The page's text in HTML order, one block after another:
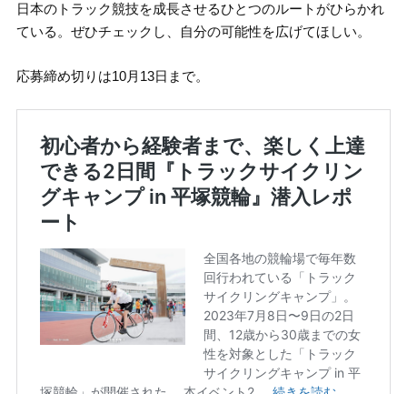
日本のトラック競技を成長させるひとつのルートがひらかれ
ている。ぜひチェックし、自分の可能性を広げてほしい。
応募締め切りは10月13日まで。